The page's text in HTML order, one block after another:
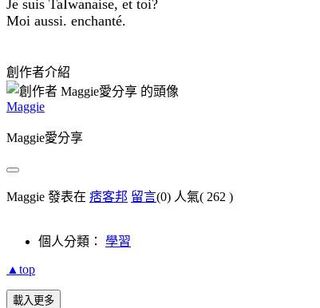
Je suis TaÏwanaise, et toi?
Moi aussi. enchanté.
創作者介紹
Maggie
Maggie愛分享
Maggie 發表在 痞客邦 留言(0) 人氣( 262 )
個人分類： 學習
▲top
載入更多